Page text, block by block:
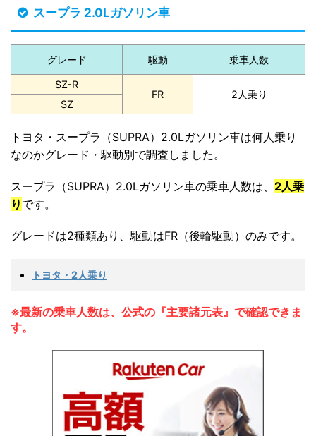
スープラ 2.0Lガソリン車
グレード 駆動 乗車人数
SZ-R
FR
2人乗り
SZ
トヨタ・スープラ（SUPRA）2.0Lガソリン車は何人乗り
なのかグレード・駆動別で調査しました。
スープラ（SUPRA）2.0Lガソリン車の乗車人数は、 2人乗
り です。
グレードは2種類あり、駆動はFR（後輪駆動）のみです。
トヨタ・2人乗り
※最新の乗車人数は、公式の『主要諸元表』で確認できま
す。